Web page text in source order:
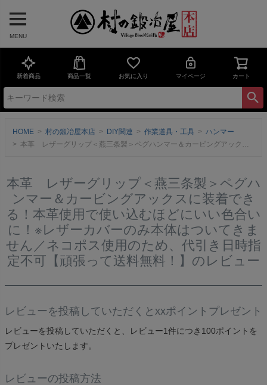
MENU
新着商品 商品一覧 お気に入り マイページ カート
HOME 村の鍛冶屋本店 DIY関連 作業道具・工具
ハンマー
本革 レザーグリップ＜燕三条製＞ペグハンマー＆カービングアックスに装着できる！本革使用で使い込むほどにいい色合いに！※レザーカバーのみ本体はついてきません／ネコポス使用のため、代引き日時指定不可【頑張って送料無料！】のレビュー
本革 レザーグリップ＜燕三条製＞ペグハ
ンマー＆カービングアックスに装着でき
る！本革使用で使い込むほどにいい色合い
に！※レザーカバーのみ本体はついてきま
せん／ネコポス使用のため、代引き日時指
定不可【頑張って送料無料！】のレビュー
レビューを投稿していただくとxxポイントプレゼント
レビューを投稿していただくと、レビュー1件につき100ポイントを
プレゼントいたします。
レビューの投稿方法